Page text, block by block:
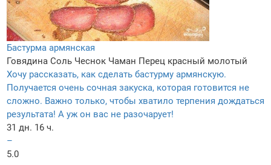
Бастурма армянская
Говядина Соль Чеснок Чаман Перец красный молотый
Хочу рассказать, как сделать бастурму армянскую.
Получается очень сочная закуска, которая готовится не
сложно. Важно только, чтобы хватило терпения дождаться
результата! А уж он вас не разочарует!
31 дн. 16 ч.
–
5.0